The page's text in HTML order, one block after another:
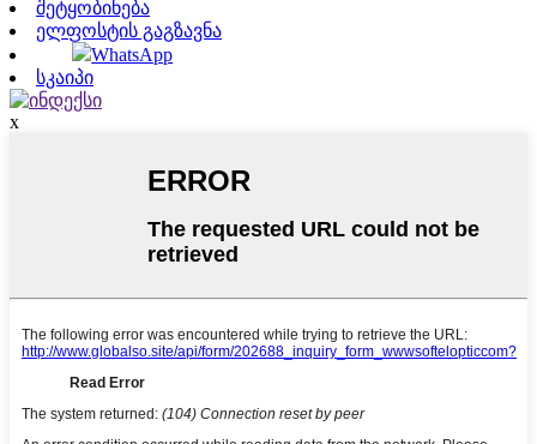
შეტყობინება
ელფოსტის გაგზავნა
WhatsApp
სკაიპი
x